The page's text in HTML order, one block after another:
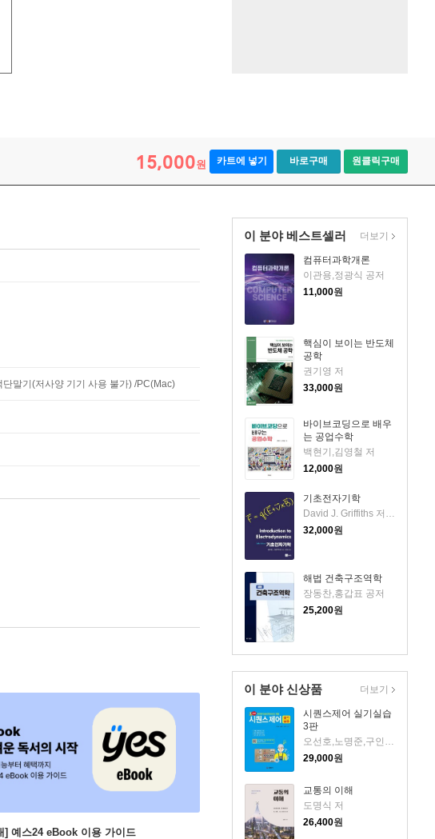
15,000원 카트에 넣기 바로구매 원클릭구매
이 분야 베스트셀러
컴퓨터과학개론
이관용,정광식 공저
11,000원
핵심이 보이는 반도체
공학
권기영 저
33,000원
바이브코딩으로 배우
는 공업수학
백현기,김영철 저
12,000원
기초전자기학
David J. Griffiths 저/김진승 역
32,000원
해법 건축구조역학
장동찬,홍갑표 공저
25,200원
더보기
이 분야 신상품
시퀀스제어 실기실습
3판
오선호,노명준,구인석 저
29,000원
교통의 이해
도명식 저
26,400원
더보기
말기(저사양 기기 사용 불가) /PC(Mac)
] 예스24 eBook 이용 가이드